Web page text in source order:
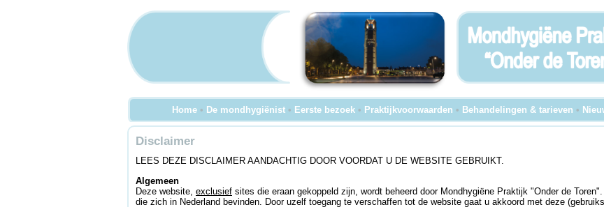
Home • De mondhygiënist • Eerste bezoek • Praktijkvoorwaarden • Behandelingen & tarieven •
Disclaimer
LEES DEZE DISCLAIMER AANDACHTIG DOOR VOORDAT U DE WEBSITE GEBRUIKT.
Algemeen
Deze website, exclusief sites die eraan gekoppeld zijn, wordt beheerd door Mondhygiëne Praktijk "Onder de
die zich in Nederland bevinden. Door uzelf toegang te verschaffen tot de website gaat u akkoord met deze